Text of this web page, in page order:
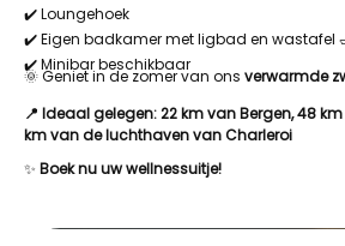
✔️ Loungehoek
✔️ Eigen badkamer met ligbad en wastafel
✔️ Minibar beschikbaar
🌞 Geniet in de zomer van ons verwarmde
📍 Ideaal gelegen: 22 km van Bergen, 48
km van de luchthaven van Charleroi
✨ Boek nu uw wellnessuitje!